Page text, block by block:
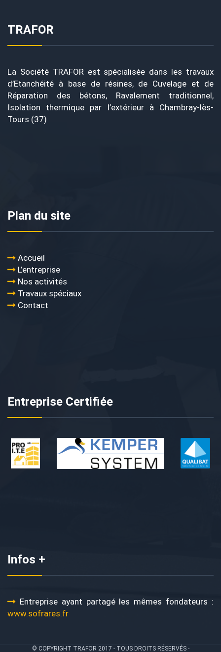
TRAFOR
La Société TRAFOR est spécialisée dans les travaux
d’Etanchéité à base de résines, de Cuvelage et de
Réparation des bétons, Ravalement traditionnel,
Isolation thermique par l’extérieur à Chambray-lès-
Tours (37)
Plan du site
Accueil
L’entreprise
Nos activités
Travaux spéciaux
Contact
Entreprise Certifiée
Infos +
Entreprise ayant partagé les mêmes fondateurs :
www.sofrares.fr
© COPYRIGHT TRAFOR 2017 - TOUS DROITS RÉSERVÉS -